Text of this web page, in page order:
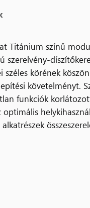
Titánium színű
szerelvény-
körének
követelményt.
funkciók